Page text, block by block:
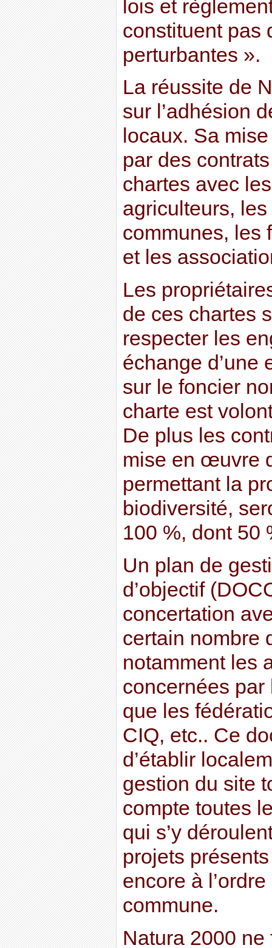
lois et
constituent pas
perturbantes ».
La réussite de
sur l’adhésion
locaux. Sa
par des
chartes avec
agriculteurs,
communes, les
et les
Les
de ces chartes
respecter les
échange d’une
sur le foncier
charte est
De plus les
mise en œuvre
permettant la
biodiversité,
100 %, dont 50
Un plan de
d’objectif
concertation
certain nombre
notamment les
concernées par
que les
CIQ, etc.. Ce
d’établir
gestion du site
compte toutes
qui s’y
projets
encore à
commune.
Natura 2000